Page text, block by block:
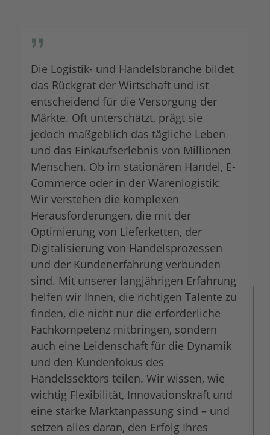
Die Logistik- und Handelsbranche bildet
das Rückgrat der Wirtschaft und ist
entscheidend für die Versorgung der
Märkte. Oft unterschätzt, prägt sie
jedoch maßgeblich das tägliche Leben
und das Einkaufserlebnis von Millionen
Menschen. Ob im stationären Handel, E-
Commerce oder in der Warenlogistik:
Wir verstehen die komplexen
Herausforderungen, die mit der
Optimierung von Lieferketten, der
Digitalisierung von Handelsprozessen
und der Kundenerfahrung verbunden
sind. Mit unserer langjährigen Erfahrung
helfen wir Ihnen, die richtigen Talente zu
finden, die nicht nur die erforderliche
Fachkompetenz mitbringen, sondern
auch eine Leidenschaft für die Dynamik
und den Kundenfokus des
Handelssektors teilen. Wir wissen, wie
wichtig Flexibilität, Innovationskraft und
eine starke Marktanpassung sind – und
setzen alles daran, den Erfolg Ihres